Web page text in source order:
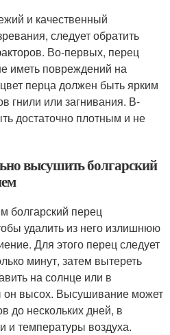
и качественный
следует обратить
Во-первых, перец
иметь повреждений на
перца должен быть ярким
гнили или загнивания. В-
достаточно плотным и не
высушить болгарский
болгарский перец
удалить из него излишнюю
Для этого перец следует
минут, затем вытереть
на солнце или в
он высох. Высушивание может
до нескольких дней, в
и температуры воздуха.